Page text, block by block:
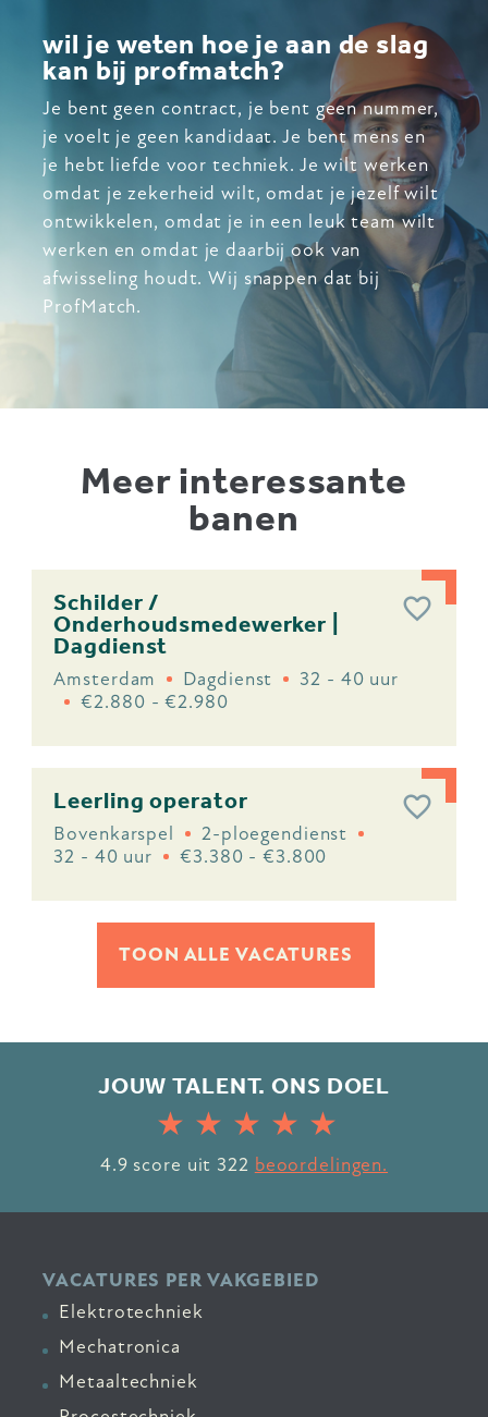
wil je weten hoe je aan de slag
kan bij profmatch?
Je bent geen contract, je bent geen nummer,
je voelt je geen kandidaat. Je bent mens en
je hebt liefde voor techniek. Je wilt werken
omdat je zekerheid wilt, omdat je jezelf wilt
ontwikkelen, omdat je in een leuk team wilt
werken en omdat je daarbij ook van
afwisseling houdt. Wij snappen dat bij
ProfMatch.
Meer interessante
banen
Schilder /
Onderhoudsmedewerker |
Dagdienst
Amsterdam Dagdienst
32 - 40 uur
€2.880 - €2.980
Leerling operator
Bovenkarspel
2-ploegendienst
32 - 40 uur
€3.380 - €3.800
TOON ALLE VACATURES
JOUW TALENT. ONS DOEL
4.9 score uit 322 beoordelingen.
VACATURES PER VAKGEBIED
Elektrotechniek
Mechatronica
Metaaltechniek